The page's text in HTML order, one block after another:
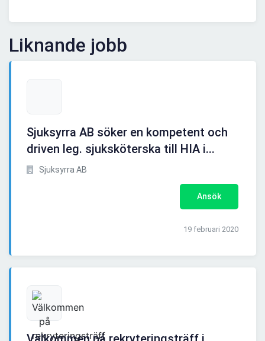
Liknande jobb
Sjuksyrra AB söker en kompetent och
driven leg. sjuksköterska till HIA i...
Sjuksyrra AB
Ansök
19 februari 2020